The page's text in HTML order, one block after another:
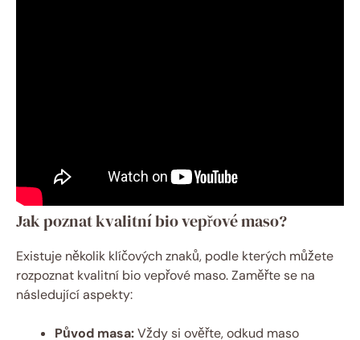
Jak ⁣poznat kvalitní bio‌ vepřové maso?
Existuje několik‍ klíčových znaků, podle ​kterých můžete
rozpoznat kvalitní bio vepřové maso. Zaměřte se na
následující aspekty:
Původ masa:Vždy si ověřte, odkud maso